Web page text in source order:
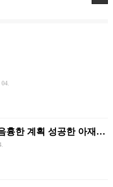
마누라에게 음흉한 계획 성공한 아재의 후기.jpg